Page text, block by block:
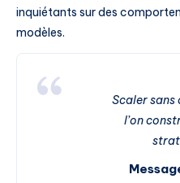
inquiétants sur des
modèles.
Scaler sans
l’on